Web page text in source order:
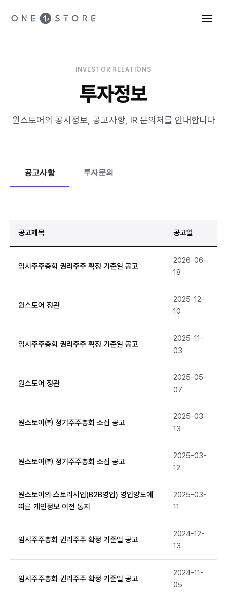
INVESTOR RELATIONS
투자정보
원스토어의 공시정보, 공고사항, IR 문의처를 안내합니다
공고사항 투자문의
공고제목 공고일
임시주주총회 권리주주 확정 기준일 공고
2026-06-
18
원스토어 정관
2025-12-
10
임시주주총회 권리주주 확정 기준일 공고
2025-11-
03
원스토어 정관
2025-05-
07
원스토어㈜ 정기주주총회 소집 공고
2025-03-
13
원스토어㈜ 정기주주총회 소집 공고
2025-03-
12
원스토어의 스토리사업(B2B영업) 영업양도에
따른 개인정보 이전 통지
2025-03-
11
임시주주총회 권리주주 확정 기준일 공고
2024-12-
13
임시주주총회 권리주주 확정 기준일 공고
2024-11-
05